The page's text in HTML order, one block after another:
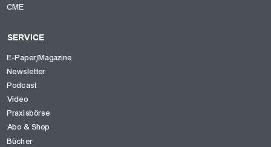
CME
SERVICE
E-Paper/Magazine
Newsletter
Podcast
Video
Praxisbörse
Abo & Shop
Bücher